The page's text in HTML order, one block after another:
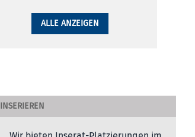
ALLE ANZEIGEN
INSERIEREN